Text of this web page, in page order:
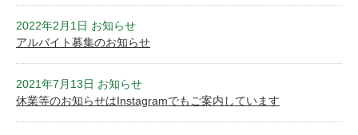
2022年2月1日 お知らせ
アルバイト募集のお知らせ
2021年7月13日 お知らせ
休業等のお知らせはInstagramでもご案内しています